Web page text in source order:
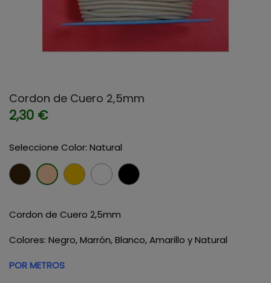
Cordon de Cuero 2,5mm
2,30 €
Seleccione Color: Natural
Marron
Natural
Amarillo
Blanco
Negro
Cordon de Cuero 2,5mm
Colores: Negro, Marrón, Blanco, Amarillo y Natural
POR METROS